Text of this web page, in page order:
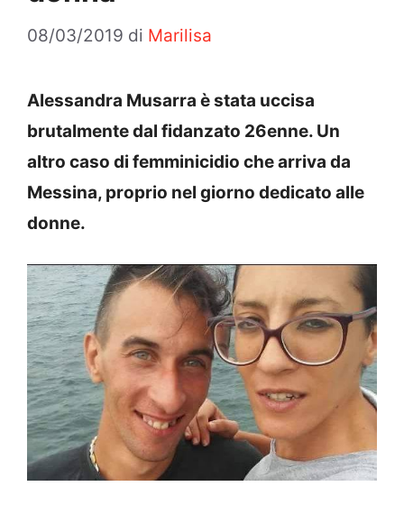
08/03/2019 di Marilisa
Alessandra Musarra è stata uccisa
brutalmente dal fidanzato 26enne. Un
altro caso di femminicidio che arriva da
Messina, proprio nel giorno dedicato alle
donne.